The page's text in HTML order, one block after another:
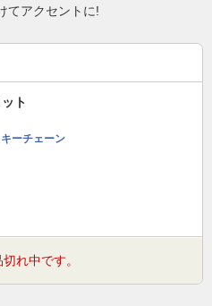
てアクセントに!
ト
キーチェーン
れ中です。